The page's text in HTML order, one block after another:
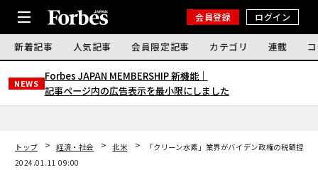
会員登録 ログイン
新着記事 人気記事 会員限定記事 カテゴリ 連載
NEWS
Forbes JAPAN MEMBERSHIP 新機能｜
記事ページ内の広告表示を最小限にしました
トップ 経済・社会 北米
「クリーン水素」業界がバイデン政権の税額控除
2024.01.11 09:00